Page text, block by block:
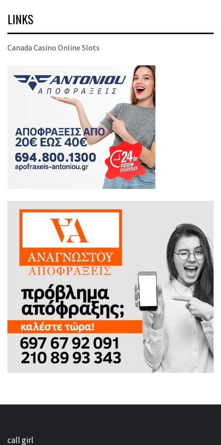
LINKS
Canada Casino Online Slots
call girl